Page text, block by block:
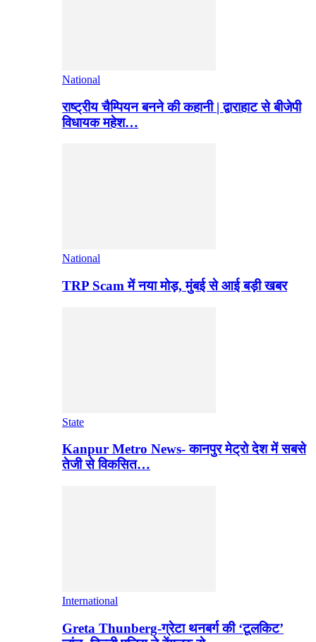
National
राष्ट्रीय चैम्पियन बनने की कहानी | द्वाराहाट से बीजेपी
विधायक महेश…
National
TRP Scam में नया मोड़, मुंबई से आई बड़ी खबर
State
Kanpur Metro News- कानपुर मेट्रो देश में सबसे
तेजी से विकसित…
International
Greta Thunberg-ग्रेटा थनबर्ग की ‘टूलकिट’